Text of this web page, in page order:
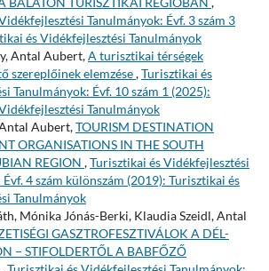
Tanulmányok: Évf. 3 szám 3
és Vidékfejlesztési Tanulmányok
Antal Aubert,A turisztikai térségek
szereplőinek elemzése,Turisztikai és
Tanulmányok: Évf. 10 szám 1 (2025):
Tanulmányok
Aubert,TOURISM DESTINATION
ORGANISATIONS IN THE SOUTH
REGION ,Turisztikai és Vidékfejlesztési
4 szám különszám (2019): Turisztikai és
Tanulmányok
Mónika Jónás-Berki, Klaudia Szeidl, Antal
GASZTROFESZTIVÁLOK A DÉL-
− STIFOLDERTŐL A BABFŐZŐ